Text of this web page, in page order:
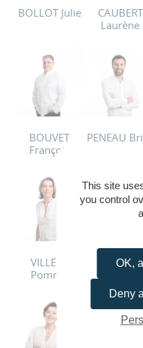
BOLLOT Julie
CAUBERT
Laurène
BOUVET
François
PENEAU
VILLERS
Pomme
TILLY
This site
you control
OK,
Deny